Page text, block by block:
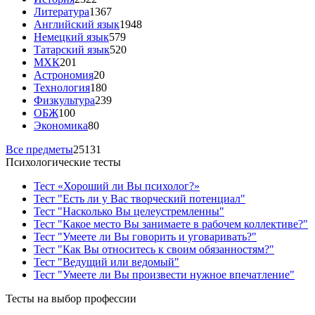
Литература1367
Английский язык1948
Немецкий язык579
Татарский язык520
МХК201
Астрономия20
Технология180
Физкультура239
ОБЖ100
Экономика80
Все предметы25131
Психологические тесты
Тест «Хороший ли Вы психолог?»
Тест "Есть ли у Вас творческий потенциал"
Тест "Насколько Вы целеустремленны"
Тест "Какое место Вы занимаете в рабочем коллективе?"
Тест "Умеете ли Вы говорить и уговаривать?"
Тест "Как Вы относитесь к своим обязанностям?"
Тест "Ведущий или ведомый"
Тест "Умеете ли Вы произвести нужное впечатление"
Тесты на выбор профессии